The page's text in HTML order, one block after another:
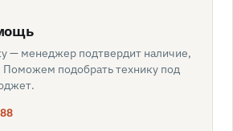
— менеджер подтвердит наличие,
Поможем подобрать технику под